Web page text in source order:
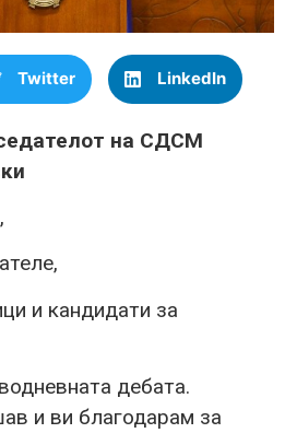
Twitter LinkedIn
на СДСМ
и кандидати за
дебата.
и ви благодарам за